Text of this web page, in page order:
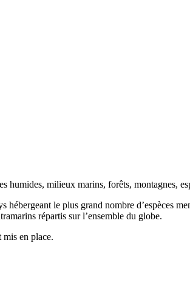
humides, milieux marins, forêts, montagnes,
hébergeant le plus grand nombre d’espèces
répartis sur l’ensemble du globe.
en place.